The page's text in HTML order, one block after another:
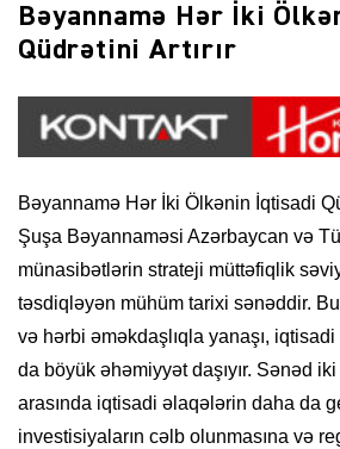
Bəyannamə Hər İki
Qüdrətini Artırır
Bəyannamə Hər İki Ölkənin İqtisadi
Şuşa Bəyannaməsi Azərbaycan və
münasibətlərin strateji müttəfiqlik
təsdiqləyən mühüm tarixi sənəddir.
və hərbi əməkdaşlıqla yanaşı, iqtisadi
da böyük əhəmiyyət daşıyır. Sənəd
arasında iqtisadi əlaqələrin daha da
investisiyaların cəlb olunmasına və